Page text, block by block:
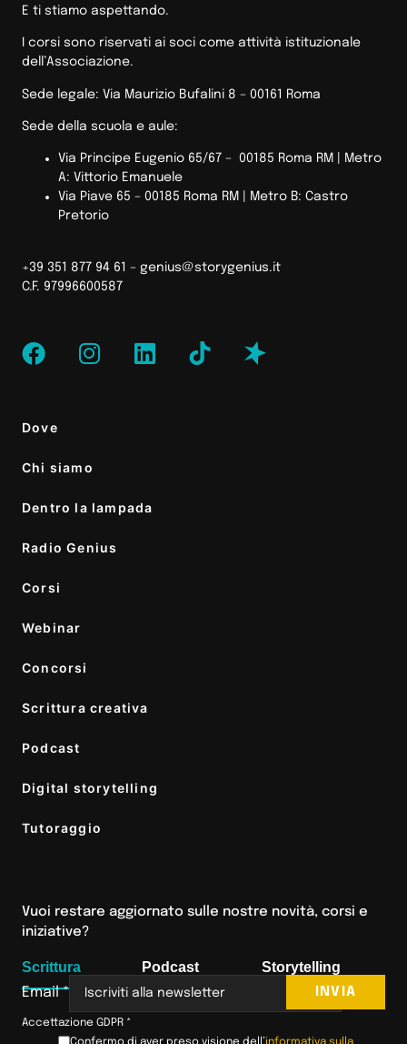
E ti stiamo aspettando.
I corsi sono riservati ai soci come attività istituzionale
dell’Associazione.
Sede legale: Via Maurizio Bufalini 8 – 00161 Roma
Sede della scuola e aule:
Via Principe Eugenio 65/67 – 00185 Roma RM |
Metro
A: Vittorio Emanuele
Via Piave 65 – 00185 Roma RM | Metro B: Castro
Pretorio
+39 351 877 94 61 – genius@storygenius.it
C.F. 97996600587
Dove
Chi siamo
Dentro la lampada
Radio Genius
Corsi
Webinar
Concorsi
Scrittura creativa
Podcast
Digital storytelling
Tutoraggio
Vuoi restare aggiornato sulle nostre novità, corsi e
iniziative?
Scrittura
Email*
Accettazione GDPR *
INVIA
Podcast Storytelling